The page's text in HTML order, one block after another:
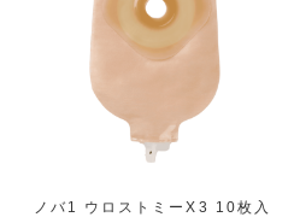
ノバ1 ウロストミーX3 10枚入